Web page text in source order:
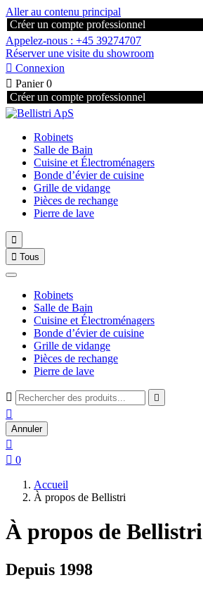
Aller au contenu principal
Créer un compte professionnel
Appelez-nous : +45 39274707
Réserver une visite du showroom
 Connexion
 Panier 0
Créer un compte professionnel
Robinets
Salle de Bain
Cuisine et Électroménagers
Bonde d’évier de cuisine
Grille de vidange
Pièces de rechange
Pierre de lave

 Tous
Robinets
Salle de Bain
Cuisine et Électroménagers
Bonde d’évier de cuisine
Grille de vidange
Pièces de rechange
Pierre de lave
 

Annuler

 0
Accueil
À propos de Bellistri
À propos de Bellistri
Depuis 1998